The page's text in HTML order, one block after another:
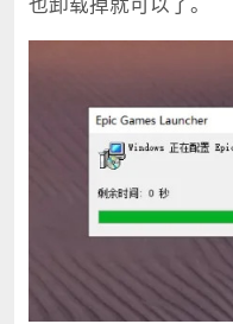
也卸载掉就可以了。